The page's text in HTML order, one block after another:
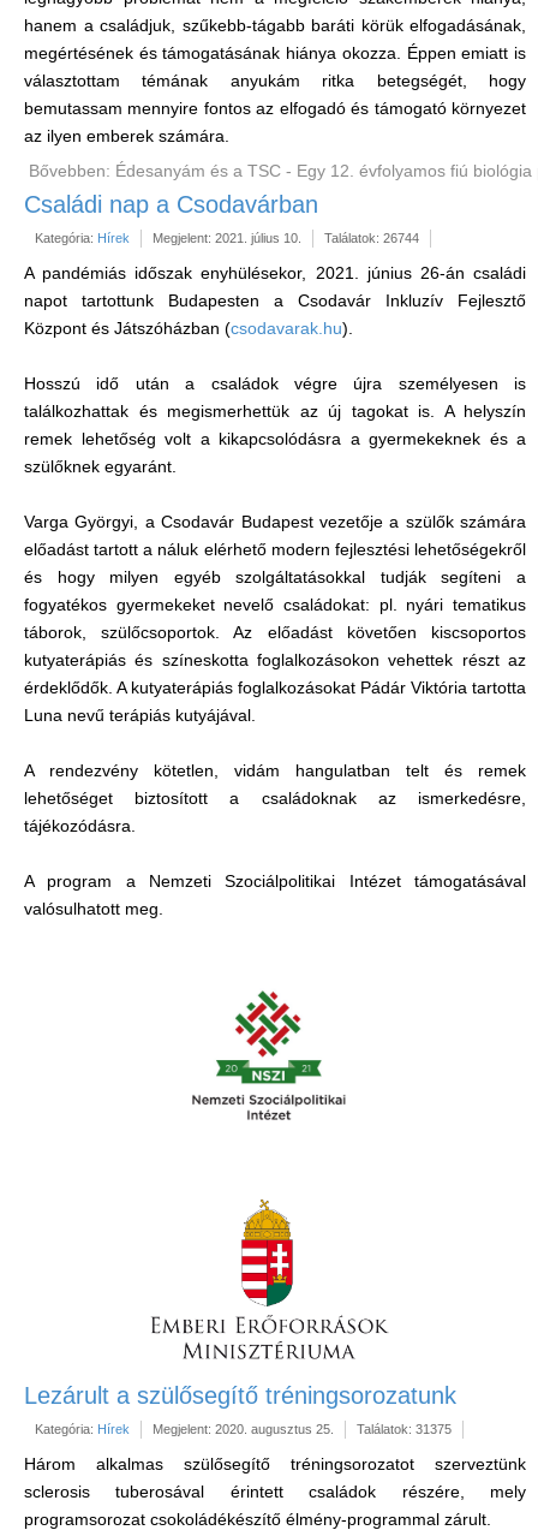
hanem a családjuk, szűkebb-tágabb baráti körük elfogadásának,
megértésének és támogatásának hiánya okozza. Éppen emiatt is
választottam témának anyukám ritka betegségét, hogy
bemutassam mennyire fontos az elfogadó és támogató környezet
az ilyen emberek számára.
Bővebben: Édesanyám és a TSC - Egy 12. évfolyamos fiú
Családi nap a Csodavárban
Kategória: Hírek Megjelent: 2021. július 10. Találatok: 26744
A pandémiás időszak enyhülésekor, 2021. június 26-án családi
napot tartottunk Budapesten a Csodavár Inkluzív Fejlesztő
Központ és Játszóházban (csodavarak.hu).
Hosszú idő után a családok végre újra személyesen is
találkozhattak és megismerhettük az új tagokat is. A helyszín
remek lehetőség volt a kikapcsolódásra a gyermekeknek és a
szülőknek egyaránt.
Varga Györgyi, a Csodavár Budapest vezetője a szülők számára
előadást tartott a náluk elérhető modern fejlesztési lehetőségekről
és hogy milyen egyéb szolgáltatásokkal tudják segíteni a
fogyatékos gyermekeket nevelő családokat: pl. nyári tematikus
táborok, szülőcsoportok. Az előadást követően kiscsoportos
kutyaterápiás és színeskotta foglalkozásokon vehettek részt az
érdeklődők. A kutyaterápiás foglalkozásokat Pádár Viktória tartotta
Luna nevű terápiás kutyájával.
A rendezvény kötetlen, vidám hangulatban telt és remek
lehetőséget biztosított a családoknak az ismerkedésre,
tájékozódásra.
A program a Nemzeti Szociálpolitikai Intézet támogatásával
valósulhatott meg.
Lezárult a szülősegítő tréningsorozatunk
Kategória: Hírek Megjelent: 2020. augusztus 25. Találatok: 31375
Három alkalmas szülősegítő tréningsorozatot szerveztünk
sclerosis tuberosával érintett családok részére, mely
programsorozat csokoládékészítő élmény-programmal zárult.